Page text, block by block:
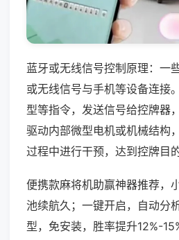
蓝牙或无线信号控制原理：一
或无线信号与手机等设备连接
型等指令，发送信号给控牌器
驱动内部微型电机或机械结构
过程中进行干预，达到控牌目的
便携款麻将机助赢神器推荐，
池续航久；一键开启，自动分
型，免安装，胜率提升12%-